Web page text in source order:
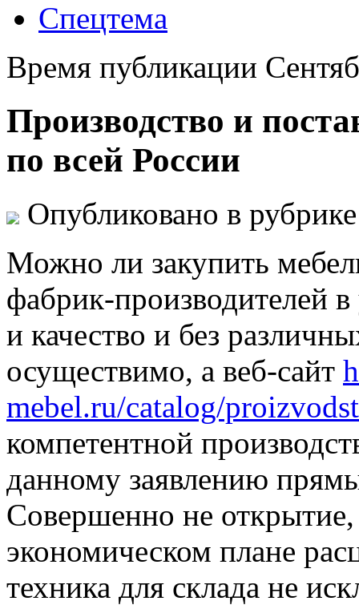
Спецтема
Время публикации
Производство и
по всей России
Опубликовано в
Можно ли закупить
фабрик-производителей
и качество и без
осуществимо, а веб-сайт
mebel.ru/catalog/
компетентной
данному заявлению
Совершенно не
экономическом плане
техника для склада не